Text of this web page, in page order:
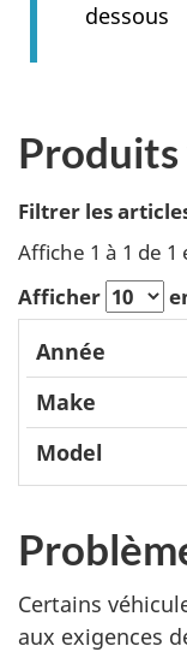
dessous
Produits
Filtrer les
Affiche 1 à 1 de
Afficher
Année Make
Certains
aux exigences